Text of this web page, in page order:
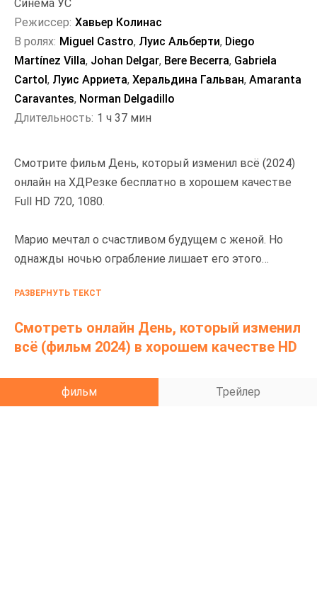
Смотрите фильм День, который изменил всё (2024)
онлайн на ХДРезке бесплатно в хорошем качестве
Full HD 720, 1080.
Марио мечтал о счастливом будущем с женой. Но
однажды ночью ограбление лишает его этого
отомстить тем, кто отнял его жизнь.
РАЗВЕРНУТЬ ТЕКСТ
Смотреть онлайн День, который изменил
всё (фильм 2024) в хорошем качестве HD
фильм Трейлер
Синема УС
Режиссер: Хавьер Колинас
В ролях: Miguel Castro, Луис Альберти, Diego
Martínez Villa, Johan Delgar, Bere Becerra, Gabriela
Cartol, Луис Арриета, Херальдина Гальван, Amaranta
Caravantes, Norman Delgadillo
Длительность: 1 ч 37 мин